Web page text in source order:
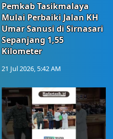
Pemkab Tasikmalaya
Mulai Perbaiki Jalan KH
Umar Sanusi di Sirnasari
Sepanjang 1,55
Kilometer
21 Jul 2026, 5:42 AM